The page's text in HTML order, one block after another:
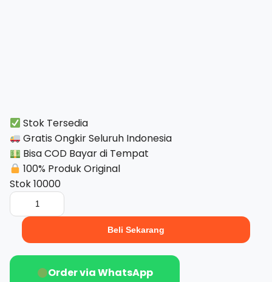
Stok Tersedia
Gratis Ongkir Seluruh Indonesia
Bisa COD Bayar di Tempat
100% Produk Original
Stok 10000
Kuantitas
Wildan
Wingtip
Premium
Leather
Beli Sekarang
Order via WhatsApp